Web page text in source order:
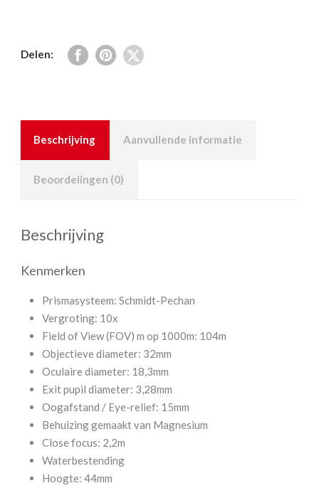
Delen:
Beschrijving Aanvullende informatie
Beoordelingen (0)
Beschrijving
Kenmerken
Prismasysteem: Schmidt-Pechan
Vergroting: 10x
Field of View (FOV) m op 1000m: 104m
Objectieve diameter: 32mm
Oculaire diameter: 18,3mm
Exit pupil diameter: 3,28mm
Oogafstand / Eye-relief: 15mm
Behuizing gemaakt van Magnesium
Close focus: 2,2m
Waterbestending
Hoogte: 44mm